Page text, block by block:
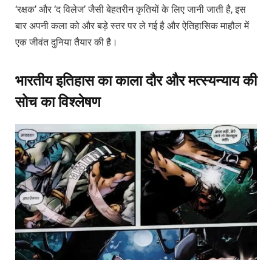
‘रक्षक’ और ‘द विलेज’ जैसी बेहतरीन कृतियों के लिए जानी जाती है, इस
बार अपनी कला को और बड़े स्तर पर ले गई है और ऐतिहासिक माहौल में
एक जीवंत दुनिया तैयार की है।
भारतीय इतिहास का काला दौर और मत्स्यन्याय की
सोच का विश्लेषण